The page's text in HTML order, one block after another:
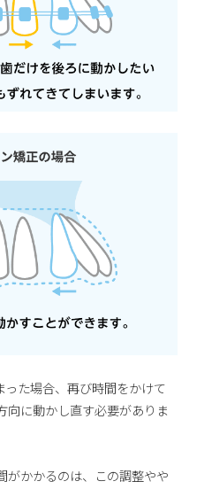
た場合、再び時間をかけて
向に動かし直す必要がありま
がかかるのは、この調整やや